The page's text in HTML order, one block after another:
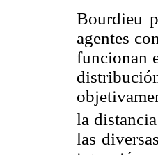
Bourdieu
agentes
funcionan
la
las